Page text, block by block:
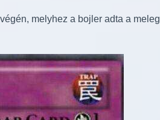
melyhez a bojler adta a meleg